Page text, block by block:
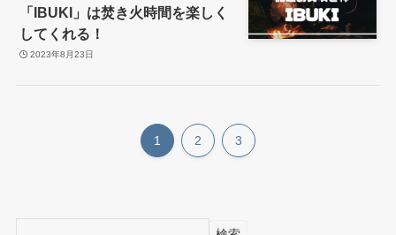
「IBUKI」は焚き火時間を楽しく
してくれる！
2023年8月23日
1 2 3